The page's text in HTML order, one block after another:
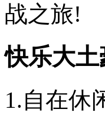
战之旅!
快乐大
1.自在休